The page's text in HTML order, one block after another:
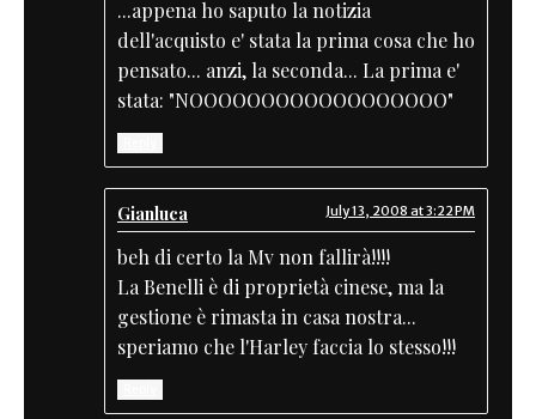
...appena ho saputo la notizia
dell'acquisto e' stata la prima cosa che ho
pensato... anzi, la seconda... La prima e'
stata: "NOOOOOOOOOOOOOOOOOO"
Gianluca July 13, 2008 at 3:22 PM
beh di certo la Mv non fallirà!!!!
La Benelli è di proprietà cinese, ma la
gestione è rimasta in casa nostra...
speriamo che l'Harley faccia lo stesso!!!